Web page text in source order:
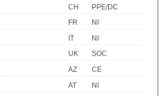
CH
PPE/DC
FR
NI
IT
NI
UK
SOC
AZ
CE
AT
NI